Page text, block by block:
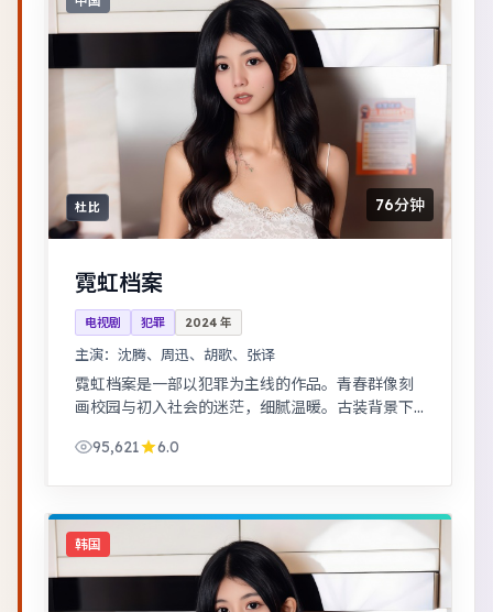
杜比 76分钟
霓虹档案
电视剧 犯罪 2024 年
主演： 沈腾、周迅、胡歌、张译
霓虹档案是一部以犯罪为主线的作品。青春群像刻
画校园与初入社会的迷茫，细腻温暖。古装背景下
95,621
6.0
韩国